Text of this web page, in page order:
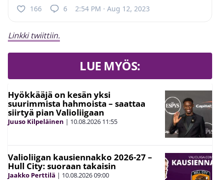
166 6 2:54 PM · Aug 12, 2023
Linkki twiittiin.
LUE MYÖS:
Hyökkääjä on kesän yksi
suurimmista hahmoista – saattaa
siirtyä pian Valioliigaan
Juuso Kilpeläinen | 10.08.2026 11:55
Valioliigan kausiennakko 2026-27 –
Hull City: suoraan takaisin
Jaakko Perttilä | 10.08.202609:00